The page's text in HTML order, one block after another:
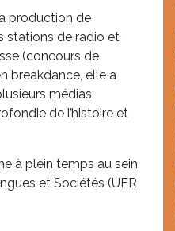
production de
stations de radio et
(concours de
breakdance, elle a
médias,
de l’histoire et
à plein temps au sein
et Sociétés (UFR